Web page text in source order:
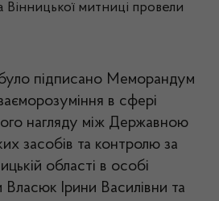
Вінницької митниці провели
було підписано Меморандум
в сфері
нагляду між Державною
засобів та контролю за
області в особі
Ірини Василівни та